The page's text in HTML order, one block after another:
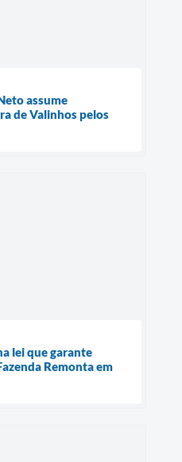
assume
de Valinhos pelos
lei que garante
Remonta em